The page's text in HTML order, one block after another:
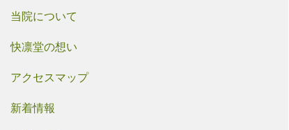
当院について
快凛堂の想い
アクセスマップ
新着情報